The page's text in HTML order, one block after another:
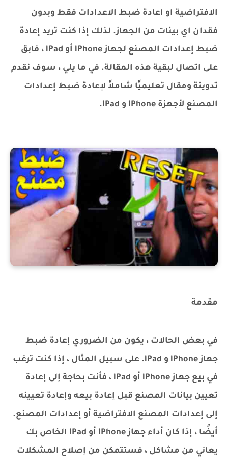
الافتراضية او اعادة ضبط الاعدادات فقط وبدون
فقدان اي بينات من الجهاز. لذلك إذا كنت تريد إعادة
ضبط إعدادات المصنع لجهاز iPhone أو iPad ، فابق
على اتصال لبقية هذه المقالة. في ما يلي ، سوف نقدم
تدوينة ومقال تعليميًا شاملاً لإعادة ضبط إعدادات
المصنع لأجهزة iPhone و iPad.
مقدمة
في بعض الحالات ، يكون من الضروري إعادة ضبط
جهاز iPhone و iPad. على سبيل المثال ، إذا كنت ترغب
في بيع جهاز iPhone أو iPad ، فأنت بحاجة إلى إعادة
تعيين بيانات المصنع قبل إعادة بيعه وإعادة تعيينه
إلى إعدادات المصنع الافتراضية أو إعدادات المصنع.
أيضًا ، إذا كان أداء جهاز iPhone أو iPad الخاص بك
يعاني من مشاكل ، فستتمكن من إصلاح المشكلات